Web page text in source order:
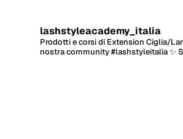
lashstyleacademy_italia
Prodotti e corsi di Extension Ciglia/
nostra community #lashstyleitalia ✨